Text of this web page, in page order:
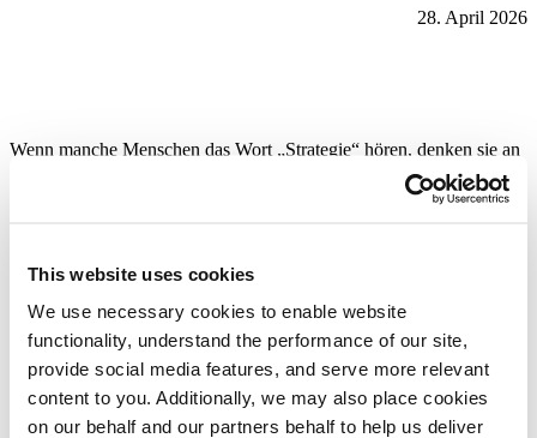
This website uses cookies
We use necessary cookies to enable website
functionality, understand the performance of our site,
provide social media features, and serve more relevant
content to you. Additionally, we may also place cookies
on our behalf and our partners behalf to help us deliver
28. April 2026
Wenn manche Menschen das Wort „Strategie“ hören, denken sie an
eine PowerPoint-Präsentation mit mehr als 100 Folien. Andere
behaupten, eine Strategie müsse auf eine einzige Seite passen.
unterschiedliche Formate für verschiedene Zielgruppen und
haben und was sie tatsächlich umsetzen werden.
Das hat drei zentrale Konsequenzen:
1️⃣ Alle Stakeholder haben dasselbe Verständnis der Strategie.